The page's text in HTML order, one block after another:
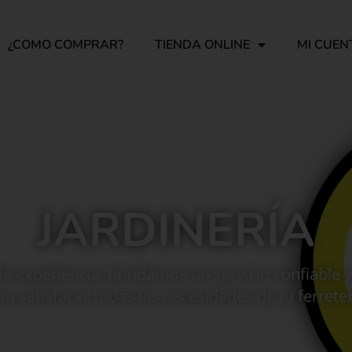
¿COMO COMPRAR? TIENDA ONLINE MI
JARDINERÍA
experiencia, brindamos un servicio confiable
satisfacer todas las necesidades de tu